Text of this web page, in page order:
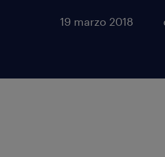
19 marzo 2018